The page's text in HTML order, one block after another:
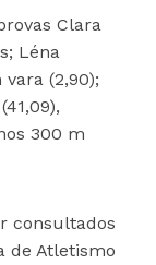
Clara
Léna
(2,90);
300 m
consultados
de Atletismo